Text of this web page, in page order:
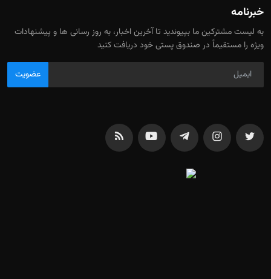
خبرنامه
به لیست مشترکین ما بپیوندید تا آخرین اخبار، به روز رسانی ها و پیشنهادات
ویژه را مستقیماً در صندوق پستی خود دریافت کنید
عضویت